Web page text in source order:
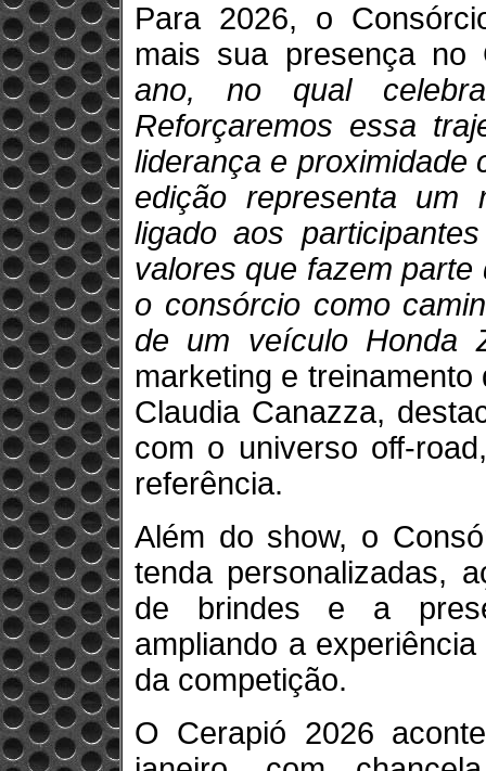
Para 2026, o
mais sua presença
ano, no qual
Reforçaremos essa
liderança e proximidade
edição representa um
ligado aos
valores que fazem
o consórcio como
de um veículo Honda
marketing e
Claudia Canazza,
com o universo off-
referência.
Além do show, o
tenda personalizadas,
de brindes e a
ampliando a
da competição.
O Cerapió 2026